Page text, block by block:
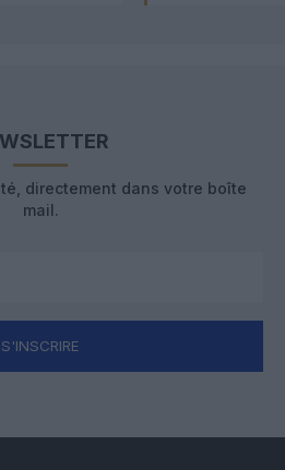
directement dans votre boîte
mail.
S'INSCRIRE